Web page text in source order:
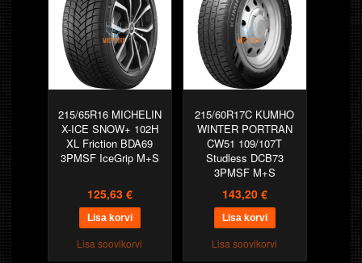
215/65R16 MICHELIN
X-ICE SNOW+ 102H
XL Friction BDA69
3PMSF IceGrip M+S
125,63 €
Lisa soovikorvi
215/60R17C KUMHO
WINTER PORTRAN
CW51 109/107T
Studless DCB73
3PMSF M+S
143,20 €
Lisa soovikorvi